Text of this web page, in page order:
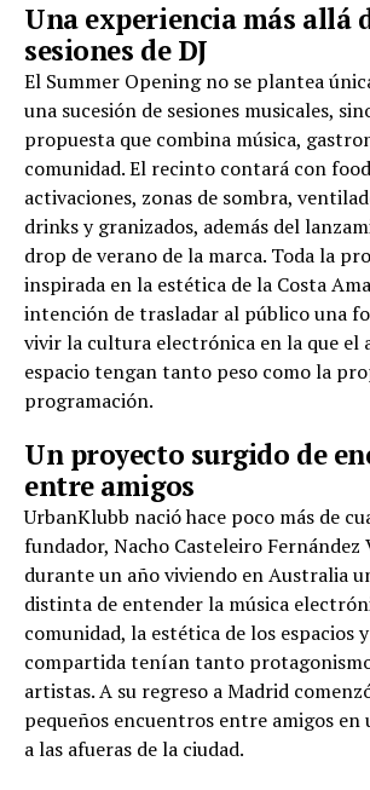
Una experiencia más allá
sesiones de DJ
El Summer Opening no se plantea
una sucesión de sesiones musicales,
propuesta que combina música,
comunidad. El recinto contará con
activaciones, zonas de sombra,
drinks y granizados, además del
drop de verano de la marca. Toda la
inspirada en la estética de la Costa
intención de trasladar al público una
vivir la cultura electrónica en la que el
espacio tengan tanto peso como la
programación.
Un proyecto surgido de
entre amigos
UrbanKlubb nació hace poco más de
fundador, Nacho Casteleiro Fernández
durante un año viviendo en Australia
distinta de entender la música
comunidad, la estética de los espacios
compartida tenían tanto
artistas. A su regreso a Madrid
pequeños encuentros entre amigos en
a las afueras de la ciudad.